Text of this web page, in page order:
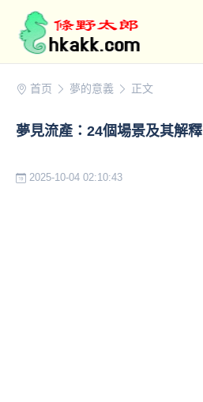
首页 夢的意義 正文
夢見流產：24個場景及其解釋
2025-10-04 02:10:43